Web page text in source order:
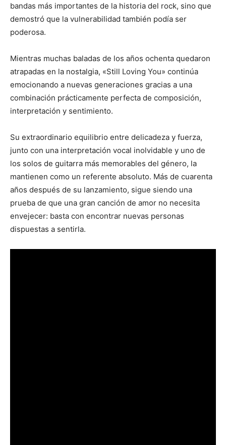
bandas más importantes de la historia del rock, sino que
demostró que la vulnerabilidad también podía ser
poderosa.
Mientras muchas baladas de los años ochenta quedaron
atrapadas en la nostalgia, «Still Loving You» continúa
emocionando a nuevas generaciones gracias a una
combinación prácticamente perfecta de composición,
interpretación y sentimiento.
Su extraordinario equilibrio entre delicadeza y fuerza,
junto con una interpretación vocal inolvidable y uno de
los solos de guitarra más memorables del género, la
mantienen como un referente absoluto. Más de cuarenta
años después de su lanzamiento, sigue siendo una
prueba de que una gran canción de amor no necesita
envejecer: basta con encontrar nuevas personas
dispuestas a sentirla.